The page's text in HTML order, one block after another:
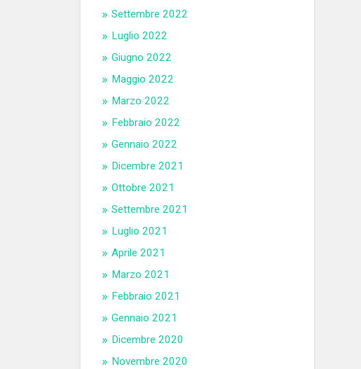
Settembre 2022
Luglio 2022
Giugno 2022
Maggio 2022
Marzo 2022
Febbraio 2022
Gennaio 2022
Dicembre 2021
Ottobre 2021
Settembre 2021
Luglio 2021
Aprile 2021
Marzo 2021
Febbraio 2021
Gennaio 2021
Dicembre 2020
Novembre 2020